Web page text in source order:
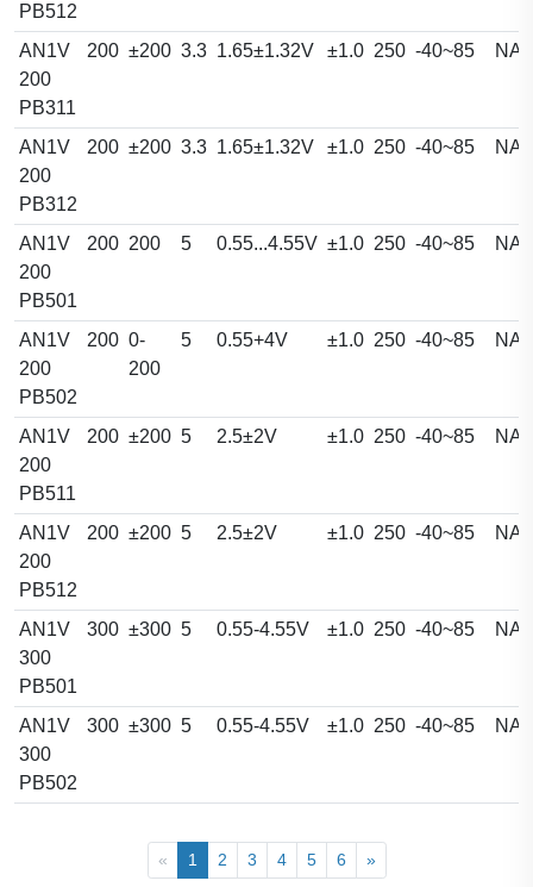
PB512
AN1V
200
PB311
200 ±200 3.3 1.65±1.32V ±1.0 250 -40~85 NA
AN1V
200
PB312
200 ±200 3.3 1.65±1.32V ±1.0 250 -40~85 NA
AN1V
200
PB501
200 200 5 0.55...4.55V ±1.0 250 -40~85 NA
AN1V
200
PB502
200 0-
200
5 0.55+4V ±1.0 250 -40~85 NA
AN1V
200
PB511
200 ±200 5 2.5±2V ±1.0 250 -40~85 NA
AN1V
200
PB512
200 ±200 5 2.5±2V ±1.0 250 -40~85 NA
AN1V
300
PB501
300 ±300 5 0.55-4.55V ±1.0 250 -40~85 NA
AN1V
300
PB502
300 ±300 5 0.55-4.55V ±1.0 250 -40~85 NA
« 1 2 3 4 5 6 »